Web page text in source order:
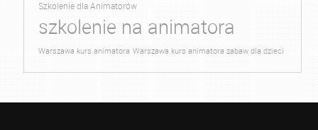
Szkolenie dla Animatorów
szkolenie na animatora
Warszawa kurs animatora Warszawa kurs animatora zabaw dla dzieci